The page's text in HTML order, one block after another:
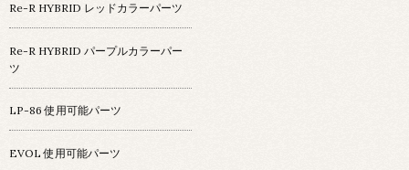
Re-R HYBRID レッドカラーパーツ
Re-R HYBRID パープルカラーパー
ツ
LP-86 使用可能パーツ
EVOL 使用可能パーツ